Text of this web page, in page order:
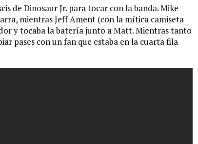
de Dinosaur Jr. para tocar con la banda. Mike
mientras Jeff Ament (con la mítica camiseta
y tocaba la batería junto a Matt. Mientras tanto
pases con un fan que estaba en la cuarta fila